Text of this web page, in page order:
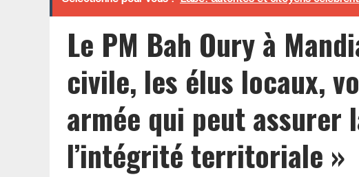
Le PM Bah Oury à
civile, les élus locaux,
armée qui peut assurer
l’intégrité territoriale »